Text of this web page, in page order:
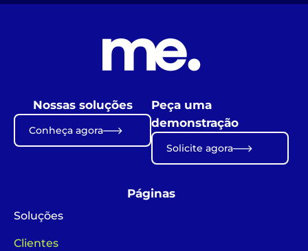
Nossas soluções
Conheça agora
Peça uma
demonstração
Solicite agora
Páginas
Soluções
Clientes